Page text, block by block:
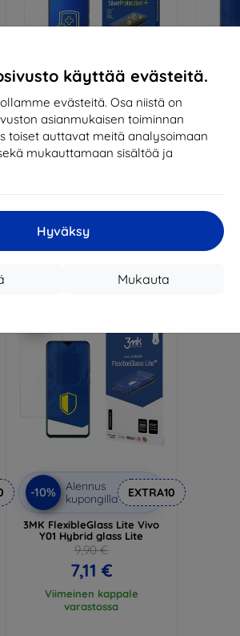
käyttää evästeitä.
evästeitä. Osa niistä on
asianmukaisen toiminnan
toiset auttavat meitä analysoimaan
mukauttamaan sisältöä ja
Hyväksy
Mukauta
-10%
Alennus
kupongilla
EXTRA10
3MK Silver Protect+ Vivo Y01
Varastossa 2 kpl
-10%
3MK
-10%
Alennus
kupongilla
EXTRA10
3MK FlexibleGlass Lite Vivo
Y01 Hybrid glass Lite
9,90 €
7,11 €
Viimeinen kappale
varastossa